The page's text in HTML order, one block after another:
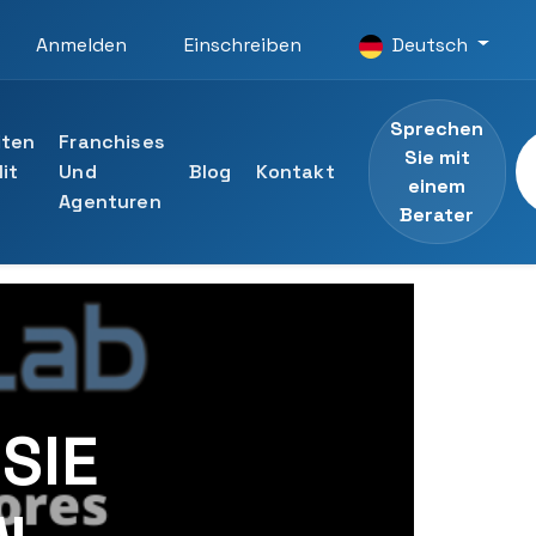
Anmelden Einschreiben Deutsch
Universität
der UTAMED-Universität
an
Franchises
Und
Agenturen
Blog Kontakt
Sprechen
Sie mit
einem
Berater